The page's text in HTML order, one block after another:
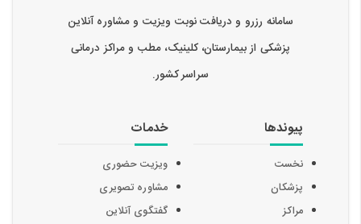
سامانه رزرو و دریافت نوبت ویزیت و مشاوره آنلاین
پزشکی از بیمارستان، کلینیک، مطب و مراکز درمانی
سراسر کشور.
پیوندها
نخست
پزشکان
مراکز
خدمات
ویزیت حضوری
مشاوره تصویری
گفتگوی آنلاین